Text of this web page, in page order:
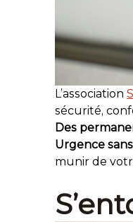
L’association
sécurité,
Des
Urgence
munir de